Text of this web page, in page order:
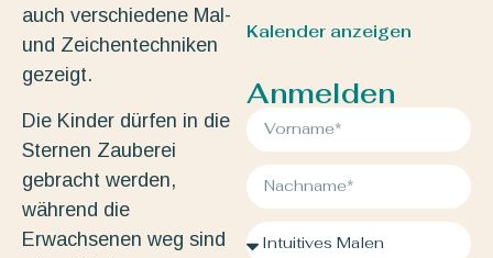
auch verschiedene Mal-
und Zeichentechniken
gezeigt.
Die Kinder dürfen in die
Sternen Zauberei
gebracht werden,
während die
Erwachsenen weg sind
Kalender anzeigen
Anmelden